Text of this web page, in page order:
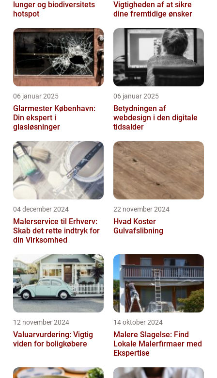
lunger og biodiversitets
hotspot
Vigtigheden af at sikre
dine fremtidige ønsker
06 januar 2025
Glarmester København:
Din ekspert i
glasløsninger
06 januar 2025
Betydningen af
webdesign i den digitale
tidsalder
04 december 2024
Malerservice til Erhverv:
Skab det rette indtryk for
din Virksomhed
22 november 2024
Hvad Koster
Gulvafslibning
12 november 2024
Valuarvurdering: Vigtig
viden for boligkøbere
14 oktober 2024
Malere Slagelse: Find
Lokale Malerfirmaer med
Ekspertise